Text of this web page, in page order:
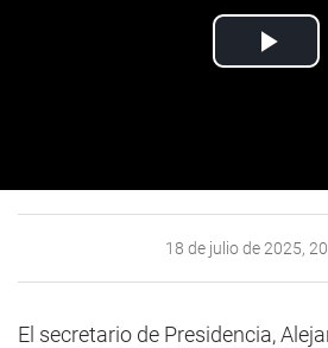
Play
18 de julio de 2025,
El secretario de Presidencia,